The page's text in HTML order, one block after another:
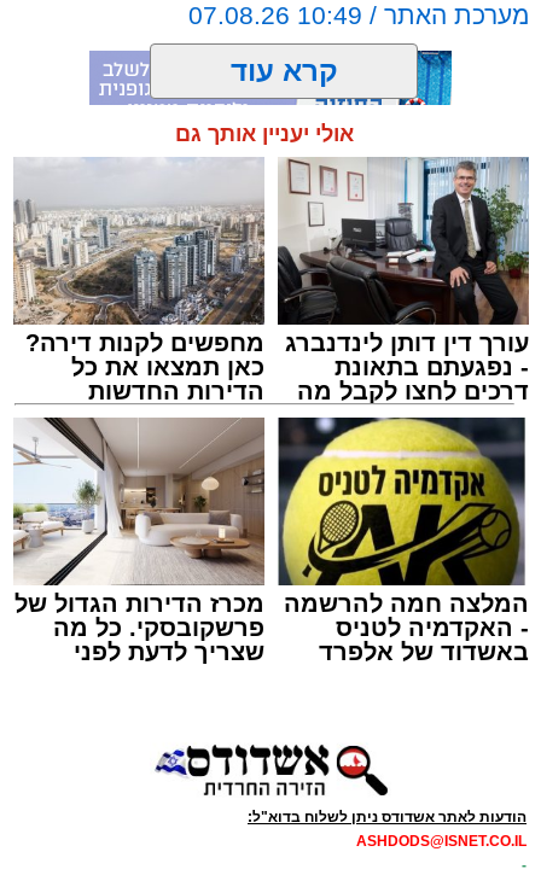
בעקבות פניות דחופות ודיווחים שהעבירו הנוסעים
המבוהלים למוקדי החירום, כוחות משטרה הוזעקו
לזירה ועצרו את האוטובוס בהמשך המסלול כדי
לטפל באירוע ולתחקר את המעורבים.
מעוניינים להגיב? לדווח ? צרו איתנו קשר במייל -
ASHDODS@ISNET.CO.IL
מערכת האתר / 10:49 07.08.26
תגים:אשדוד, ידידים
אמש (חמישי) בסביבות השעה 21:49, התקבלה
קריאת חירום במוקד ארגון "ידידים" אודות תינוק
שננעל בשגגה ברכב לעיני אמו הדואגת, ברחוב
כ"ט בנובמבר באשקלון.
מישאל שי לוי, מוקדן ידידים שקיבל את השיחה,
הזניק מיד כוחות לסיוע. דניאל ברכה, מתנדב
יחידת האופנועים, יחד עם מאיר אבוקרט, מתנדב
במיומנות ובמהירות, וחלצו את התינוק בשלום
וללא שנגרם נזק לכלי הרכב.
דניאל ברכה סיפר על רגעי הדרמה: "בזמן
קרא עוד
אולי יעניין אותך גם
עורך דין דותן לינדנברג
- נפגעתם בתאונת
דרכים לחצו לקבל מה
שמגיע לכם
מחפשים לקנות דירה?
כאן תמצאו את כל
הדירות החדשות
למכירה באשדוד >>>
המלצה חמה להרשמה
- האקדמיה לטניס
באשדוד של אלפרד
מכרז הדירות הגדול של
פרשקובסקי. כל מה
שצריך לדעת לפני
הודעות לאתר אשדודס ניתן לשלוח בדוא"ל:
ASHDODS@ISNET.CO.IL
-